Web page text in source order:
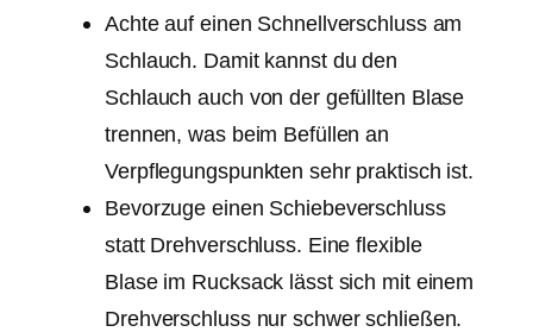
Achte auf einen Schnellverschluss am
Schlauch. Damit kannst du den
Schlauch auch von der gefüllten Blase
trennen, was beim Befüllen an
Verpflegungspunkten sehr praktisch ist.
Bevorzuge einen Schiebeverschluss
statt Drehverschluss. Eine flexible
Blase im Rucksack lässt sich mit einem
Drehverschluss nur schwer schließen.